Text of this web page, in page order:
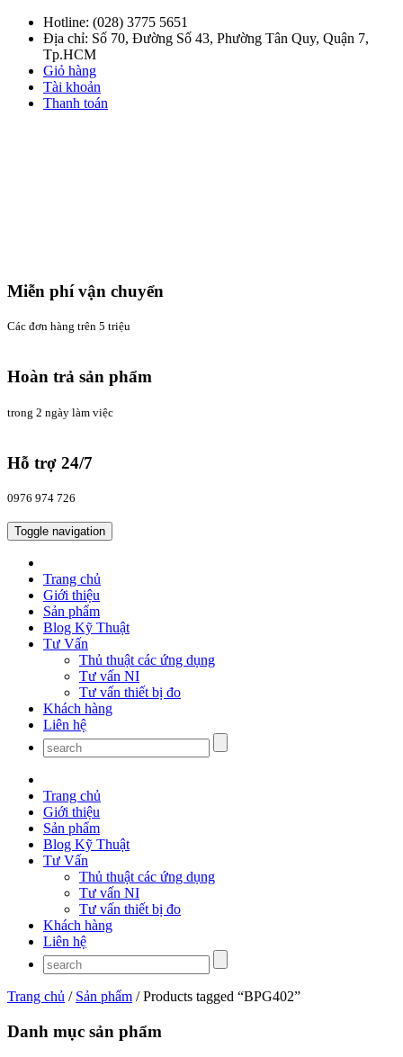
Hotline: (028) 3775 5651
Địa chỉ: Số 70, Đường Số 43, Phường Tân Quy, Quận 7,
Tp.HCM
Giỏ hàng
Tài khoản
Thanh toán
Miễn phí vận chuyển
Các đơn hàng trên 5 triệu
Hoàn trả sản phẩm
trong 2 ngày làm việc
Hỗ trợ 24/7
0976 974 726
Toggle navigation
Trang chủ
Giới thiệu
Sản phẩm
Blog Kỹ Thuật
Tư Vấn
Thủ thuật các ứng dụng
Tư vấn NI
Tư vấn thiết bị đo
Khách hàng
Liên hệ
Trang chủ
Giới thiệu
Sản phẩm
Blog Kỹ Thuật
Tư Vấn
Thủ thuật các ứng dụng
Tư vấn NI
Tư vấn thiết bị đo
Khách hàng
Liên hệ
Trang chủ / Sản phẩm / Products tagged “BPG402”
Danh mục sản phẩm